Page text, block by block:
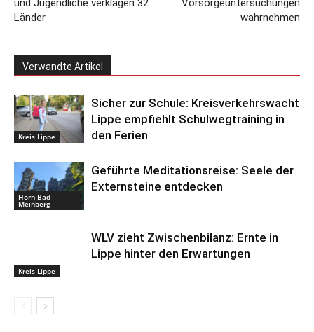
Länder
wahrnehmen
Verwandte Artikel
Kreis Lippe
Sicher zur Schule: Kreisverkehrswacht
Lippe empfiehlt Schulwegtraining in
den Ferien
Horn-Bad
Meinberg
Geführte Meditationsreise: Seele der
Externsteine entdecken
Kreis Lippe
WLV zieht Zwischenbilanz: Ernte in
Lippe hinter den Erwartungen